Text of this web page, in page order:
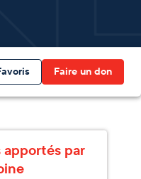
Faire un don
par